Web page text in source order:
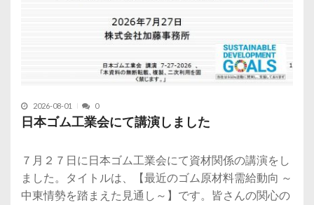
2026-08-01 0
日本ゴム工業会にて講演しました
７月２７日に日本ゴム工業会にて資材関係の講演をし
ました。タイトルは、【最近のゴム原材料需給動向 ～
中東情勢を踏まえた見通し～】です。皆さんの関心の